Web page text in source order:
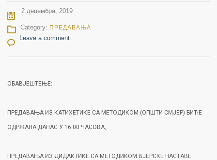
2 децембра, 2019
Category: ПРЕДАВАЊА
Leave a comment
ОБАВЈЕШТЕЊЕ:
ПРЕДАВАЊА ИЗ КАТИХЕТИКЕ СА МЕТОДИКОМ (ОПШТИ СМЈЕР) БИЋЕ
ОДРЖАНА ДАНАС У 16.00 ЧАСОВА,
ПРЕДАВАЊА ИЗ ДИДАКТИКЕ СА МЕТОДИКОМ ВЈЕРСКЕ НАСТАВЕ